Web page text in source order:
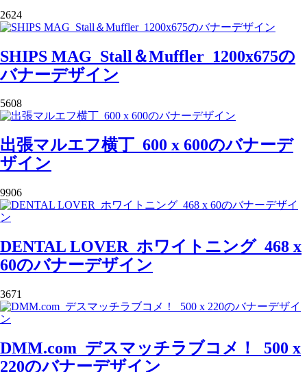
2624
SHIPS MAG_Stall＆Muffler_1200x675の
バナーデザイン
5608
出張マルエフ横丁_600 x 600のバナーデ
ザイン
9906
DENTAL LOVER_ホワイトニング_468 x
60のバナーデザイン
3671
DMM.com_デスマッチラブコメ！_500 x
220のバナーデザイン